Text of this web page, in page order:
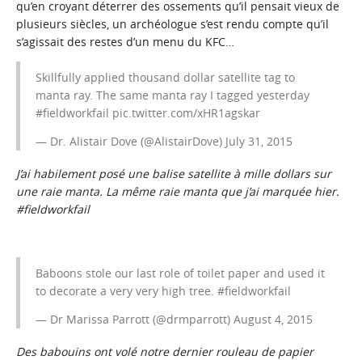
qu’en croyant déterrer des ossements qu’il pensait vieux de
plusieurs siècles, un archéologue s’est rendu compte qu’il
s’agissait des restes d’un menu du KFC…
Skillfully applied thousand dollar satellite tag to
manta ray. The same manta ray I tagged yesterday
#fieldworkfail pic.twitter.com/xHR1agskar
— Dr. Alistair Dove (@AlistairDove) July 31, 2015
J’ai habilement posé une balise satellite à mille dollars sur
une raie manta. La même raie manta que j’ai marquée hier.
#fieldworkfail
Baboons stole our last role of toilet paper and used it
to decorate a very very high tree. #fieldworkfail
— Dr Marissa Parrott (@drmparrott) August 4, 2015
Des babouins ont volé notre dernier rouleau de papier